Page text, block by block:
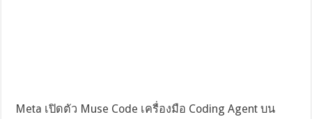
Meta เปิดตัว Muse Code เครื่องมือ Coding Agent บน